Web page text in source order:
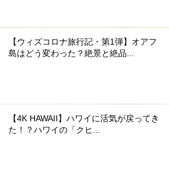
【ウィズコロナ旅行記・第1弾】オアフ
島はどう変わった？絶景と絶品...
【4K HAWAII】ハワイに活気が戻ってき
た！？ハワイの「クヒ...